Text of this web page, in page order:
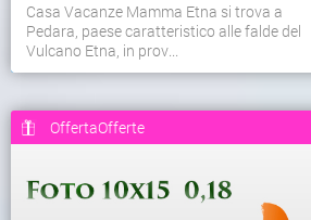
Casa Vacanze Mamma Etna si trova a
Pedara, paese caratteristico alle falde del
Vulcano Etna, in prov...
OffertaOfferte